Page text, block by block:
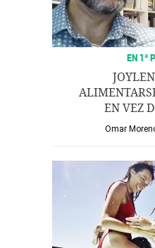
EN 1ª
EN VEZ
Omar